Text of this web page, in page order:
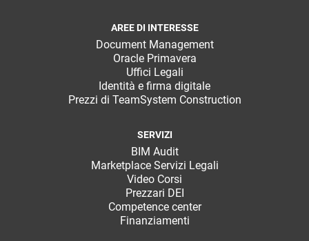
AREE DI INTERESSE
Document Management
Oracle Primavera
Uffici Legali
Identità e firma digitale
Prezzi di TeamSystem Construction
SERVIZI
BIM Audit
Marketplace Servizi Legali
Video Corsi
Prezzari DEI
Competence center
Finanziamenti